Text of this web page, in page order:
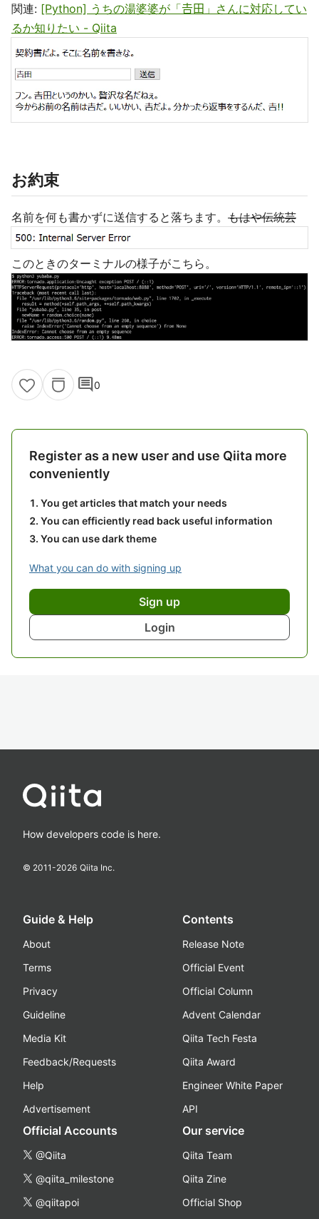
関連: [Python] うちの湯婆婆が「𠮷田」さんに対応してい
るか知りたい - Qiita
お約束
名前を何も書かずに送信すると落ちます。 もはや伝統芸
このときのターミナルの様子がこちら。
comment0
Register as a new user and use Qiita more
conveniently
You get articles that match your needs
You can efficiently read back useful information
You can use dark theme
What you can do with signing up
Sign up
Login
How developers code is here.
© 2011-2026 Qiita Inc.
Guide & Help
About
Terms
Privacy
Guideline
Media Kit
Feedback/Requests
Help
Advertisement
Contents
Release Note
Official Event
Official Column
Advent Calendar
Qiita Tech Festa
Qiita Award
Engineer White Paper
API
Official Accounts
@Qiita
@qiita_milestone
@qiitapoi
Our service
Qiita Team
Qiita Zine
Official Shop